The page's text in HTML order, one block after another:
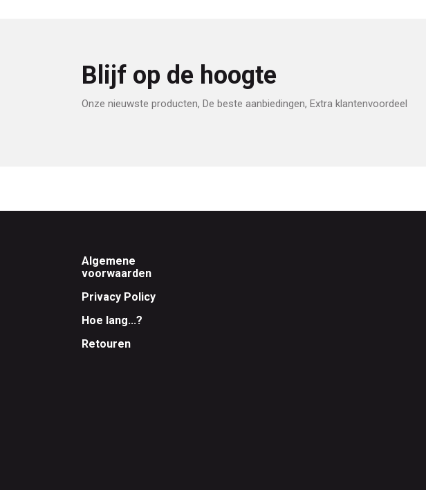
Blijf op de hoogte
Onze nieuwste producten, De beste aanbiedingen, Extra klantenvoordeel
Footer
Algemene
voorwaarden
Privacy Policy
Hoe lang...?
Retouren